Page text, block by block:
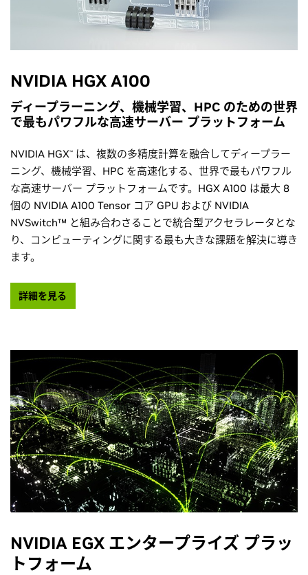
NVIDIA HGX A100
ディープラーニング、機械学習、HPC のための世界
で最もパワフルな高速サーバー プラットフォーム
NVIDIA HGX™
は、複数の多精度計算を融合してディープラー
ニング、機械学習、HPC を高速化する、世界で最もパワフル
な高速サーバー プラットフォームです。HGX A100 は最大 8
個の NVIDIA A100 Tensor コア GPU および NVIDIA
NVSwitch™ と組み合わさることで統合型アクセラレータとな
り、コンピューティングに関する最も大きな課題を解決に導き
ます。
詳細を見る
NVIDIA EGX エンタープライズ プラッ
トフォーム